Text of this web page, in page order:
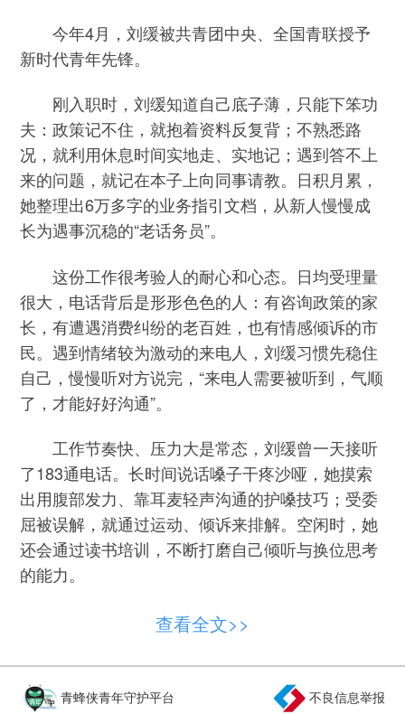
今年4月，刘缓被共青团中央、全国青联授予
新时代青年先锋。
刚入职时，刘缓知道自己底子薄，只能下笨功
夫：政策记不住，就抱着资料反复背；不熟悉路
况，就利用休息时间实地走、实地记；遇到答不上
来的问题，就记在本子上向同事请教。日积月累，
她整理出6万多字的业务指引文档，从新人慢慢成
长为遇事沉稳的“老话务员”。
这份工作很考验人的耐心和心态。日均受理量
很大，电话背后是形形色色的人：有咨询政策的家
长，有遭遇消费纠纷的老百姓，也有情感倾诉的市
民。遇到情绪较为激动的来电人，刘缓习惯先稳住
自己，慢慢听对方说完，“来电人需要被听到，气顺
了，才能好好沟通”。
工作节奏快、压力大是常态，刘缓曾一天接听
了183通电话。长时间说话嗓子干疼沙哑，她摸索
出用腹部发力、靠耳麦轻声沟通的护嗓技巧；受委
屈被误解，就通过运动、倾诉来排解。空闲时，她
还会通过读书培训，不断打磨自己倾听与换位思考
的能力。
在日常接线中，她和同事一直学着用心共情，
角度去感受焦急与无助。为了把事办妥，刘缓坚持
用“5W1H”（何时、何地、何人、何事、为何、如
查看全文>>
青蜂侠青年守护平台 不良信息举报